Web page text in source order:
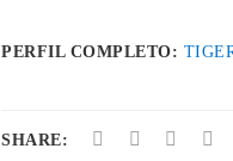
PERFIL COMPLETO:
SHARE: